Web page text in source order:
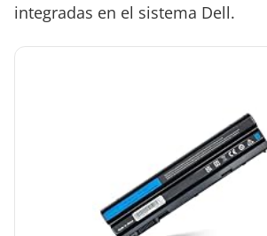
integradas en el sistema Dell.